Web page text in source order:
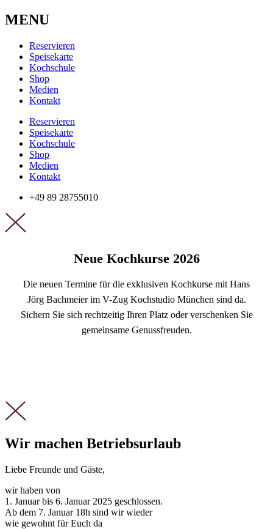
MENU
Reservieren
Speisekarte
Kochschule
Shop
Medien
Kontakt
Reservieren
Speisekarte
Kochschule
Shop
Medien
Kontakt
+49 89 28755010
Neue Kochkurse 2026
Die neuen Termine für die exklusiven Kochkurse mit Hans
Jörg Bachmeier im V-Zug Kochstudio München sind da.
Sichern Sie sich rechtzeitig Ihren Platz oder verschenken Sie
gemeinsame Genussfreuden.
Wir machen Betriebsurlaub
Liebe Freunde und Gäste,
wir haben von
1. Januar bis 6. Januar 2025 geschlossen.
Ab dem 7. Januar 18h sind wir wieder
wie gewohnt für Euch da